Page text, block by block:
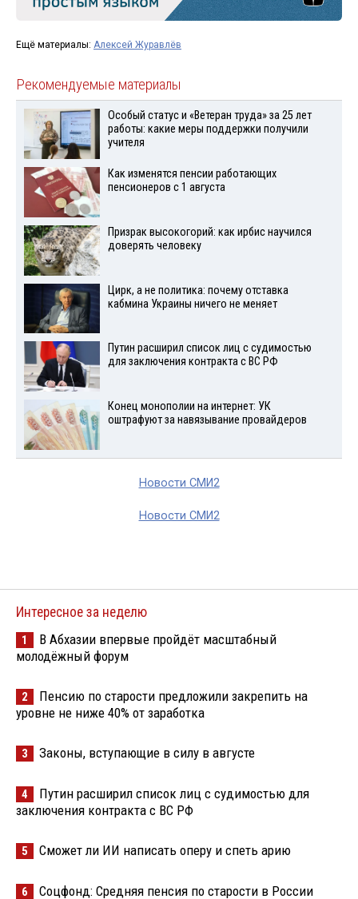
Ещё материалы: Алексей Журавлёв
Рекомендуемые материалы
Особый статус и «Ветеран труда» за 25 лет
работы: какие меры поддержки получили
учителя
Как изменятся пенсии работающих
пенсионеров с 1 августа
Призрак высокогорий: как ирбис научился
доверять человеку
Цирк, а не политика: почему отставка
кабмина Украины ничего не меняет
Путин расширил список лиц с судимостью
для заключения контракта с ВС РФ
Конец монополии на интернет: УК
оштрафуют за навязывание провайдеров
Новости СМИ2
Новости СМИ2
Интересное за неделю
1
В Абхазии впервые пройдёт масштабный
молодёжный форум
2
Пенсию по старости предложили закрепить на
уровне не ниже 40% от заработка
3 Законы, вступающие в силу в августе
4
Путин расширил список лиц с судимостью для
заключения контракта с ВС РФ
5 Сможет ли ИИ написать оперу и спеть арию
6
Соцфонд: Средняя пенсия по старости в России